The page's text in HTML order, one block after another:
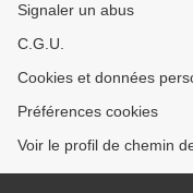
Signaler un abus
C.G.U.
Cookies et données
Préférences cookies
Voir le profil de chemin